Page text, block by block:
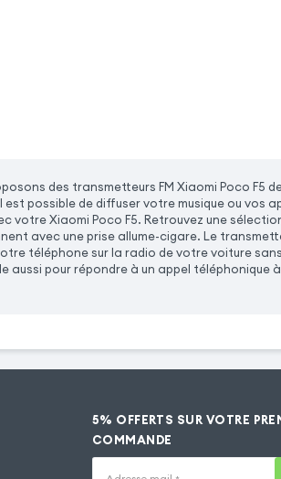
des transmetteurs FM Xiaomi Poco F5
possible de diffuser votre musique ou vos
Xiaomi Poco F5. Retrouvez une
avec une prise allume-cigare. Le
téléphone sur la radio de votre voiture
pour répondre à un appel téléphonique
5% OFFERTS SUR VOTRE
COMMANDE